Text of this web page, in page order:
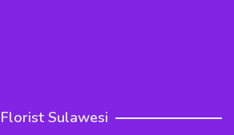
Florist Sulawesi